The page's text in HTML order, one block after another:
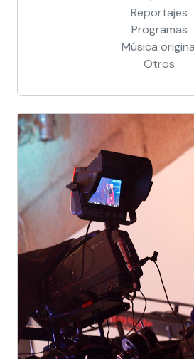
Reportajes
Programas
Música
Otros